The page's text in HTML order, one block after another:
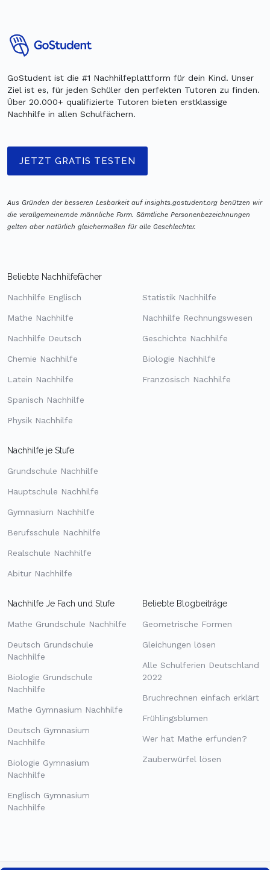
GoStudent ist die #1 Nachhilfeplattform für dein Kind. Unser
Ziel ist es, für jeden Schüler den perfekten Tutoren zu finden.
Über 20.000+ qualifizierte Tutoren bieten erstklassige
Nachhilfe in allen Schulfächern.
JETZT GRATIS TESTEN
Aus Gründen der besseren Lesbarkeit auf insights.gostudent.org benützen wir
die verallgemeinernde männliche Form. Sämtliche Personenbezeichnungen
gelten aber natürlich gleichermaßen für alle Geschlechter.
Beliebte Nachhilfefächer
Nachhilfe Englisch
Mathe Nachhilfe
Nachhilfe Deutsch
Chemie Nachhilfe
Latein Nachhilfe
Spanisch Nachhilfe
Physik Nachhilfe
Statistik Nachhilfe
Nachhilfe Rechnungswesen
Geschichte Nachhilfe
Biologie Nachhilfe
Französisch Nachhilfe
Nachhilfe je Stufe
Grundschule Nachhilfe
Hauptschule Nachhilfe
Gymnasium Nachhilfe
Berufsschule Nachhilfe
Realschule Nachhilfe
Abitur Nachhilfe
Nachhilfe Je Fach und Stufe
Mathe Grundschule Nachhilfe
Deutsch Grundschule
Nachhilfe
Biologie Grundschule
Nachhilfe
Mathe Gymnasium Nachhilfe
Deutsch Gymnasium
Nachhilfe
Biologie Gymnasium
Nachhilfe
Englisch Gymnasium
Nachhilfe
Beliebte Blogbeiträge
Geometrische Formen
Gleichungen lösen
Alle Schulferien Deutschland
2022
Bruchrechnen einfach erklärt
Frühlingsblumen
Wer hat Mathe erfunden?
Zauberwürfel lösen